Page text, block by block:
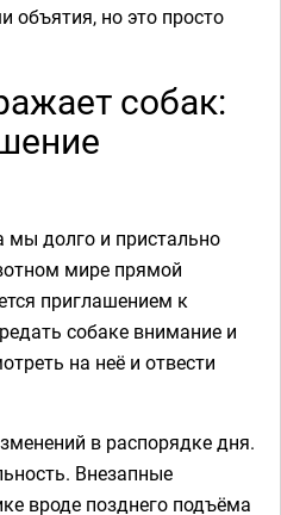
объятия, но это просто
собак:
мы долго и пристально
мире прямой
приглашением к
собаке внимание и
на неё и отвести
в распорядке дня.
Внезапные
вроде позднего подъёма